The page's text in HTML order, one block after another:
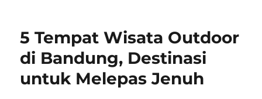
5 Tempat Wisata Outdoor
di Bandung, Destinasi
untuk Melepas Jenuh